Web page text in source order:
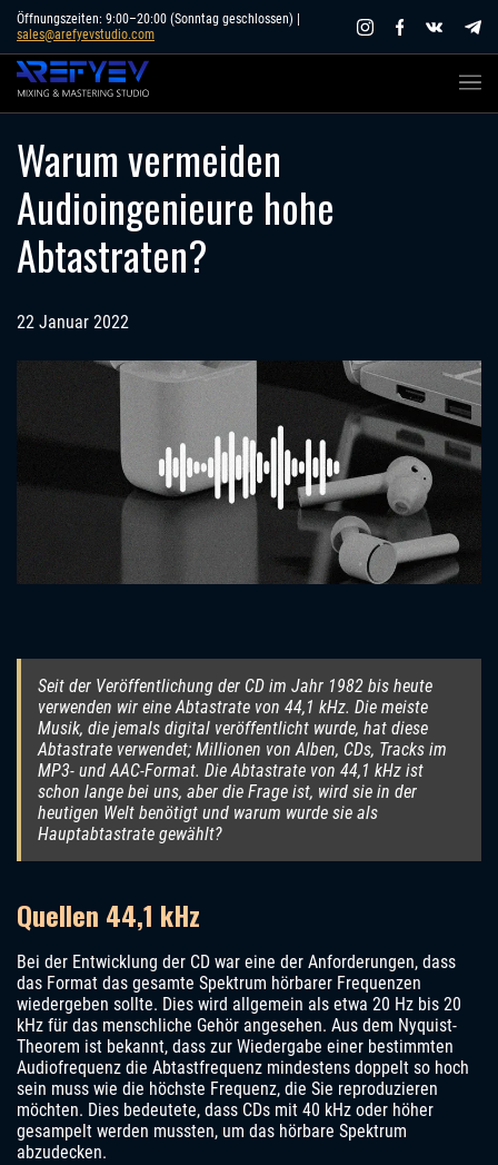
Skip
content
Öffnungszeiten: 9:00–20:00 (Sonntag geschlossen) |
sales@arefyevstudio.com
Warum vermeiden
Audioingenieure hohe
Abtastraten?
22 Januar 2022
Seit der Veröffentlichung der CD im Jahr 1982 bis heute
verwenden wir eine Abtastrate von 44,1 kHz. Die meiste
Musik, die jemals digital veröffentlicht wurde, hat diese
Abtastrate verwendet; Millionen von Alben, CDs, Tracks im
MP3- und AAC-Format. Die Abtastrate von 44,1 kHz ist
schon lange bei uns, aber die Frage ist, wird sie in der
heutigen Welt benötigt und warum wurde sie als
Hauptabtastrate gewählt?
Quellen 44,1 kHz
Bei der Entwicklung der CD war eine der Anforderungen, dass
das Format das gesamte Spektrum hörbarer Frequenzen
wiedergeben sollte. Dies wird allgemein als etwa 20 Hz bis 20
kHz für das menschliche Gehör angesehen. Aus dem Nyquist-
Theorem ist bekannt, dass zur Wiedergabe einer bestimmten
Audiofrequenz die Abtastfrequenz mindestens doppelt so hoch
sein muss wie die höchste Frequenz, die Sie reproduzieren
möchten. Dies bedeutete, dass CDs mit 40 kHz oder höher
gesampelt werden mussten, um das hörbare Spektrum
abzudecken.